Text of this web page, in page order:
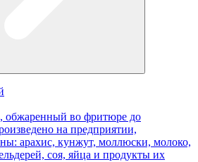
обжаренный во фритюре до
на предприятии,
арахис, кунжут, моллюски, молоко,
соя, яйца и продукты их